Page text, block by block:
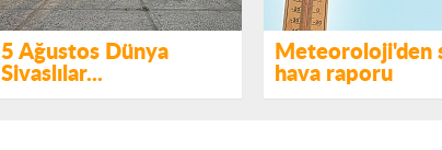
5 Ağustos Dünya
Sivaslılar...
Meteoroloji'den
hava raporu